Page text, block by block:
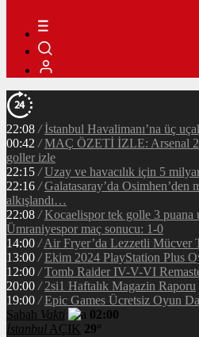
22:08 / İstanbul Havalimanı’na üç
00:42 / MAÇ ÖZETİ İZLE: Arsenal
goller izle
22:15 / Uzay ve havacılık için 5
22:16 / Galatasaray’da Osimhen’den
alkışlandı…
22:08 / Kocaelispor tek golle 3 puana
Ümraniyespor maç sonucu: 1-0
14:00 / Air Fryer’da Lezzetli Mücver
13:00 / Ekim 2024 PlayStation Plus
12:00 / Tomb Raider IV-V-VI
20:00 / 2si1 Haftalık Magazin Raporu
19:00 / Epic Games Ücretsiz Oyun
Sabah Vakti
02:00
İstanbul AÇIK 29°